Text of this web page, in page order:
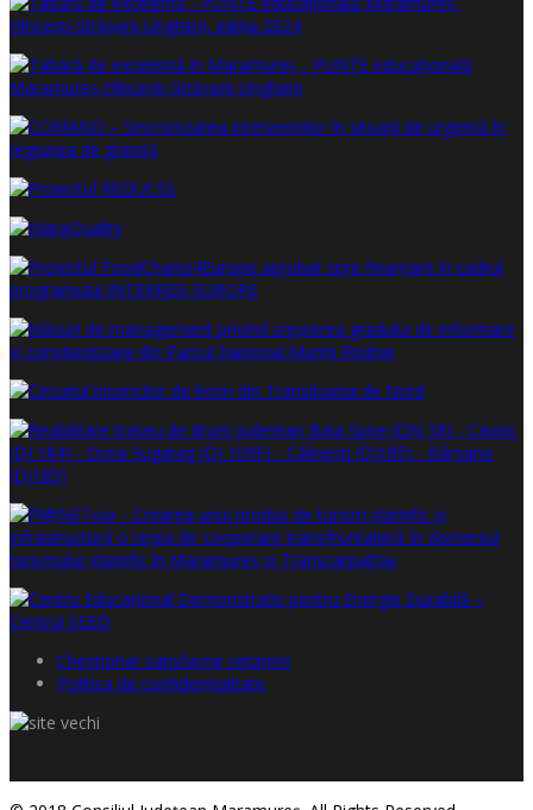
Chestionar satisfacţie cetăţeni
Politica de confidențialitate